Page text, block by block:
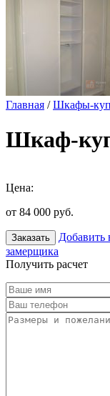
Главная /Шкафы-
Шкаф-
Цена:
от 84 000 руб.
Заказать Добавить
замерщика
Получить расчет